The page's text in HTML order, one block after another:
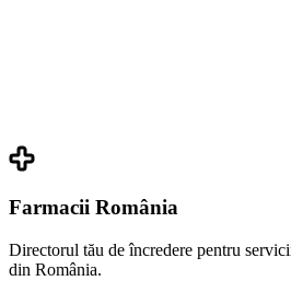
Farmacii România
Directorul tău de încredere pentru
din România.